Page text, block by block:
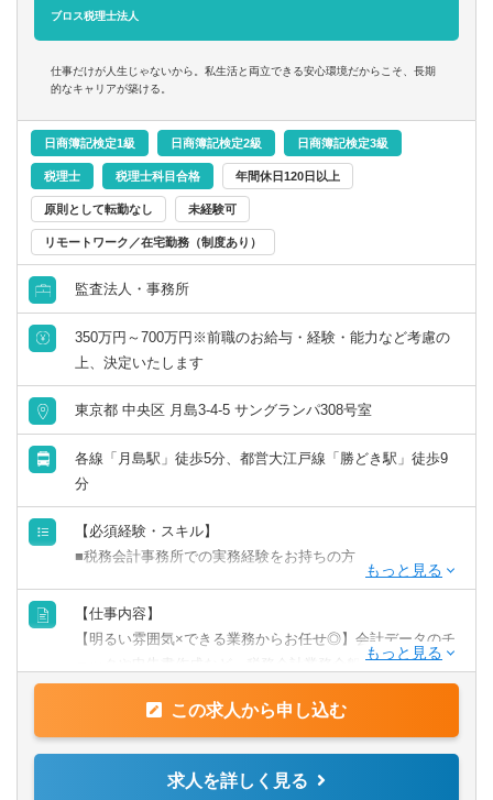
ブロス税理士法人
仕事だけが人生じゃないから。私生活と両立できる安心環境だからこそ、長期
的なキャリアが築ける。
日商簿記検定1級 日商簿記検定2級 日商簿記検定3級
税理士 税理士科目合格 年間休日120日以上
原則として転勤なし 未経験可
リモートワーク／在宅勤務（制度あり）
監査法人・事務所
350万円～700万円※前職のお給与・経験・能力など考慮の
上、決定いたします
東京都 中央区 月島3-4-5 サングランパ308号室
各線「月島駅」徒歩5分、都営大江戸線「勝どき駅」徒歩9
分
【必須経験・スキル】
■税務会計事務所での実務経験をお持ちの方
【歓迎経験・スキル】
■日商簿記2級以上
■税理士試験法人税合格
■法人税試験受験経験
＼資格取得をサポート／
簿記や税理士に関する資格など、スタッフの資格取得を後
【仕事内容】
【明るい雰囲気×できる業務からお任せ◎】会計データのチ
ェックや申告書作成など、税務会計業務全般をお任せしま
【具体的には】
この求人から申し込む
求人を詳しく見る